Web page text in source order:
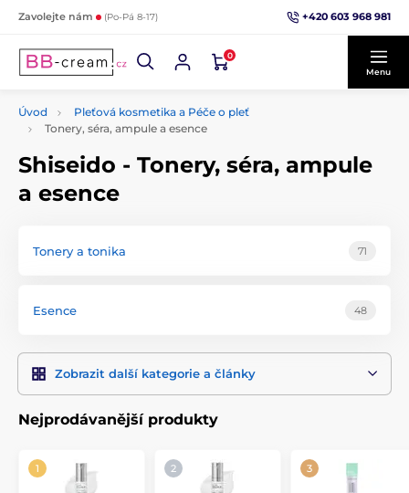
Zavolejte nám (Po-Pá 8-17) +420 603 968 981
0
Menu
Úvod
Pleťová kosmetika a Péče o pleť
Tonery, séra, ampule a esence
Shiseido - Tonery, séra, ampule
a esence
Tonery a tonika 71
Esence 48
Zobrazit další kategorie a články
Nejprodávanější produkty